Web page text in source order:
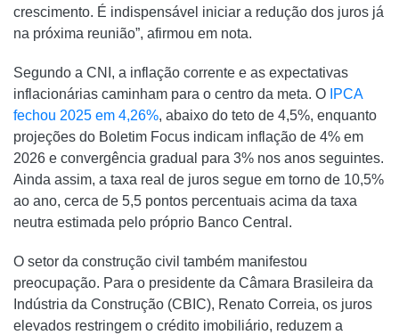
crescimento. É indispensável iniciar a redução dos juros já
na próxima reunião”, afirmou em nota.
Segundo a CNI, a inflação corrente e as expectativas
inflacionárias caminham para o centro da meta. O IPCA
fechou 2025 em 4,26%, abaixo do teto de 4,5%, enquanto
projeções do Boletim Focus indicam inflação de 4% em
2026 e convergência gradual para 3% nos anos seguintes.
Ainda assim, a taxa real de juros segue em torno de 10,5%
ao ano, cerca de 5,5 pontos percentuais acima da taxa
neutra estimada pelo próprio Banco Central.
O setor da construção civil também manifestou
preocupação. Para o presidente da Câmara Brasileira da
Indústria da Construção (CBIC), Renato Correia, os juros
elevados restringem o crédito imobiliário, reduzem a